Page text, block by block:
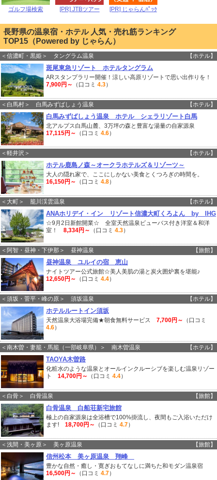
ゴルフ場検索 [PR] JTBツアー [PR] じゃらんﾊﾟｯｸ
長野県の温泉宿・ホテル 人気・売れ筋ランキング
TOP15（Powered by じゃらん）
＜信濃町・黒姫＞ タングラム温泉 【ホテル】
斑尾東急リゾート ホテルタングラム
ARスタンプラリー開催！涼しい高原リゾートで思い出作りを！
7,900円～
（口コミ 4.3）
＜白馬村＞ 白馬みずばしょう温泉 【ホテル】
白馬みずばしょう温泉 ホテル シェラリゾート白馬
北アルプス白馬山麓、3万坪の森と豊富な湯量の自家源泉
17,115円～
（口コミ 4.6）
＜軽井沢＞ 【ホテル】
ホテル鹿島ノ森～オークラホテルズ＆リゾーツ～
大人の隠れ家で、ここにしかない美食とくつろぎの時間を。
16,150円～
（口コミ 4.8）
＜大町＞ 籠川渓雲温泉 【ホテル】
ANAホリデイ・イン リゾート信濃大町くろよん by IHG
☆9月2日新館開業☆ 全室天然温泉ビューバス付き洋室＆和洋
室！ 8,334円～ （口コミ 4.3）
＜阿智・昼神・下伊那＞ 昼神温泉 【旅館】
昼神温泉 ユルイの宿 恵山
ナイトツアー公式旅館☆美人美肌の湯と炭火囲炉裏を堪能♪
12,650円～
（口コミ 4.4）
＜須坂・菅平・峰の原＞ 須坂温泉 【ホテル】
ホテルルートイン須坂
天然温泉大浴場完備★朝食無料サービス 7,700円～
（口コミ
4.6）
＜南木曽・妻籠・馬籠（一部岐阜県）＞ 南木曽温泉 【ホテル】
TAOYA木曽路
化粧水のような温泉とオールインクルーシブを楽しむ温泉リゾー
ト 14,700円～ （口コミ 4.4）
＜白骨＞ 白骨温泉 【旅館】
白骨温泉 白船荘新宅旅館
極上の自家源泉は全浴槽で100%掛流し、夜間もご入浴いただけ
ます! 18,700円～ （口コミ 4.7）
＜浅間・美ヶ原＞ 美ヶ原温泉 【旅館】
信州松本 美ヶ原温泉 翔峰
豊かな自然・癒し・寛ぎおもてなしに満ちた和モダン温泉宿
16,500円～
（口コミ 4.7）